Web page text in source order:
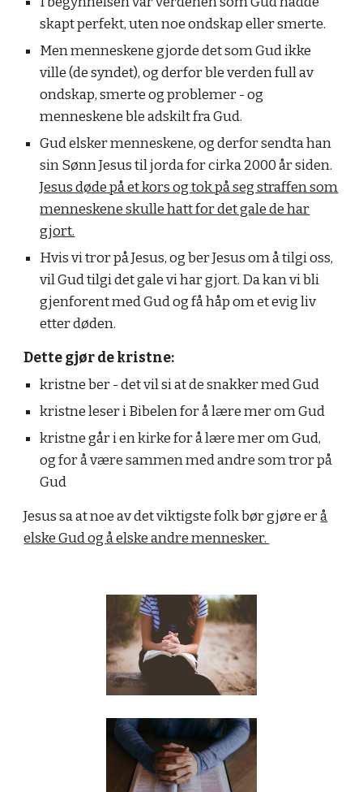
skapt perfekt, uten noe ondskap eller smerte.
Men menneskene gjorde det som Gud ikke
ville (de syndet), og derfor ble verden full av
ondskap, smerte og problemer - og
menneskene ble adskilt fra Gud.
Gud elsker menneskene, og derfor sendta han
sin Sønn Jesus til jorda for cirka 2000 år siden.
Jesus døde på et kors og tok på seg straffen som
menneskene skulle hatt for det gale de har
gjort.
Hvis vi tror på Jesus, og ber Jesus om å tilgi oss,
vil Gud tilgi det gale vi har gjort. Da kan vi bli
gjenforent med Gud og få håp om et evig liv
etter døden.
Dette gjør de kristne:
kristne ber - det vil si at de snakker med Gud
kristne leser i Bibelen for å lære mer om Gud
kristne går i en kirke for å lære mer om Gud,
og for å være sammen med andre som tror på
Gud
Jesus sa at noe av det viktigste folk bør gjøreerå
elske Gud og å elske andre mennesker.